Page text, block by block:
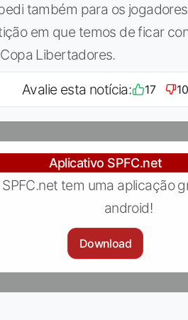
também para os
em que temos de ficar
Libertadores.
Avalie esta notícia: 17 10
Aplicativo SPFC.net
SPFC.net tem uma aplicação
android!
Download